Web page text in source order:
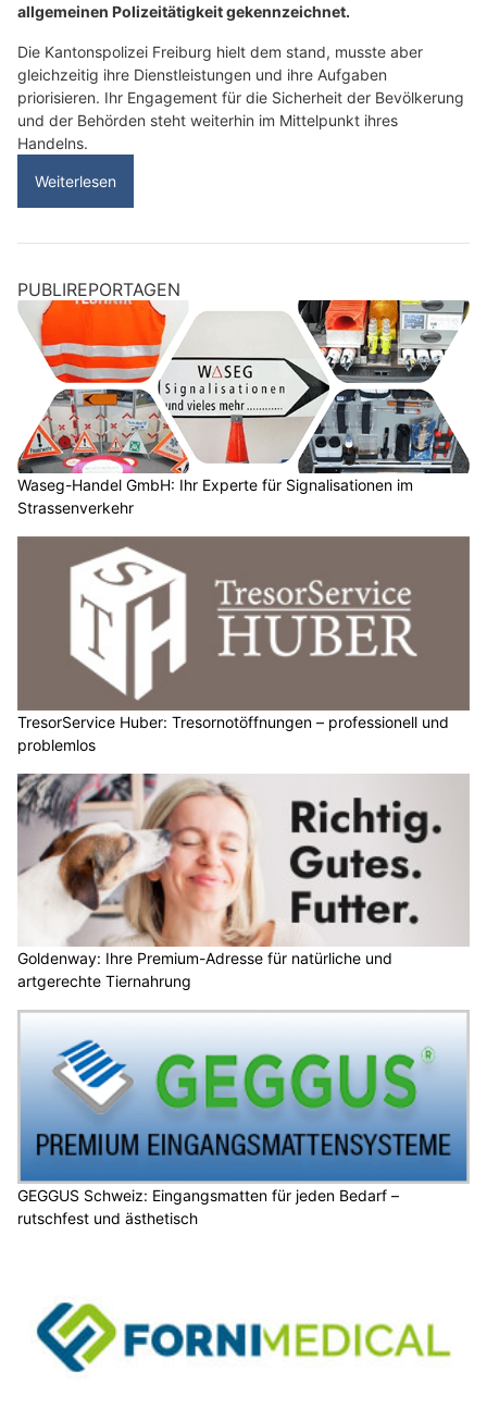
allgemeinen Polizeitätigkeit gekennzeichnet.
Die Kantonspolizei Freiburg hielt dem stand, musste aber
gleichzeitig ihre Dienstleistungen und ihre Aufgaben
priorisieren. Ihr Engagement für die Sicherheit der Bevölkerung
und der Behörden steht weiterhin im Mittelpunkt ihres
Handelns.
Weiterlesen
PUBLIREPORTAGEN
Waseg-Handel GmbH: Ihr Experte für Signalisationen im
Strassenverkehr
TresorService Huber: Tresornotöffnungen – professionell und
problemlos
Goldenway: Ihre Premium-Adresse für natürliche und
artgerechte Tiernahrung
GEGGUS Schweiz: Eingangsmatten für jeden Bedarf –
rutschfest und ästhetisch